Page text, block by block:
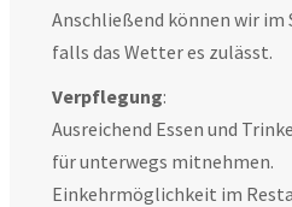
Anschließend können wir im
falls das Wetter es zulässt.
Verpflegung:
Ausreichend Essen und
für unterwegs mitnehmen.
Einkehrmöglichkeit im